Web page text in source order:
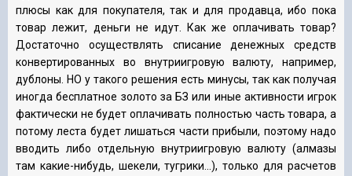
плюсы как для покупателя, так и для продавца, ибо пока
товар лежит, деньги не идут. Как же оплачивать товар?
Достаточно осуществлять списание денежных средств
конвертированных во внутриигровую валюту, например,
дублоны. НО у такого решения есть минусы, так как получая
иногда бесплатное золото за БЗ или иные активности игрок
фактически не будет оплачивать полностью часть товара, а
потому леста будет лишаться части прибыли, поэтому надо
вводить либо отдельную внутриигровую валюту (алмазы
там какие-нибудь, шекели, тугрики...), только для расчетов